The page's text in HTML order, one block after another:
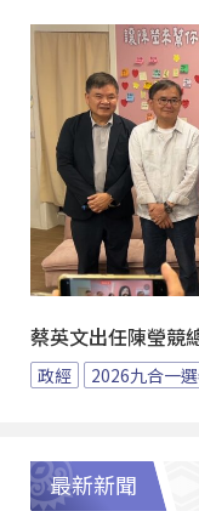
蔡英文出任陳瑩競
政經 2026九合一
最新新聞